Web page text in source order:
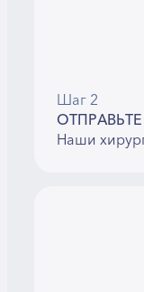
Шаг 2
Наши